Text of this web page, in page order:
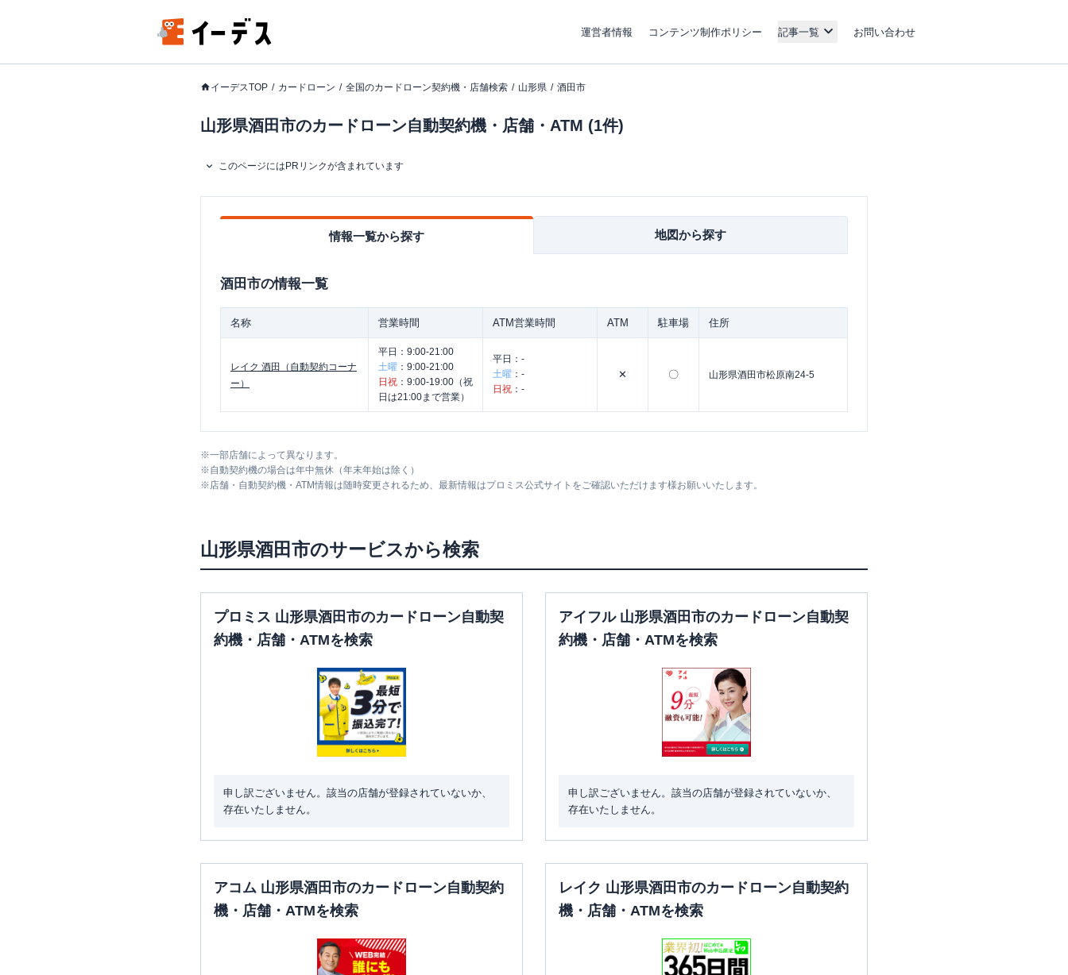
運営者情報 コンテンツ制作ポリシー 記事一覧 お問い合わせ
イーデスTOP カードローン 全国のカードローン契約機・店舗検索 山形県 酒田市
山形県酒田市のカードローン自動契約機・店舗・ATM (1件)
このページにはPRリンクが含まれています
情報一覧から探す 地図から探す
酒田市の情報一覧
名称 営業時間 ATM営業時間 ATM 駐車場 住所
レイク 酒田（自動契約コーナ
ー）
平日： 9:00-21:00
土曜 ： 9:00-21:00
日祝 ： 9:00-19:00（祝
日は21:00まで営業）
平日： -
土曜 ： -
日祝 ： -
✕ 〇 山形県酒田市松原南24-5
※一部店舗によって異なります。
※自動契約機の場合は年中無休（年末年始は除く）
※店舗・自動契約機・ATM情報は随時変更されるため、最新情報はプロミス公式サイトをご確認いただけます様お願いいたします。
山形県酒田市のサービスから検索
プロミス 山形県酒田市のカードローン自動契
約機・店舗・ATMを検索
申し訳ございません。該当の店舗が登録されていないか、
存在いたしません。
アイフル 山形県酒田市のカードローン自動契
約機・店舗・ATMを検索
申し訳ございません。該当の店舗が登録されていないか、
存在いたしません。
アコム 山形県酒田市のカードローン自動契約
機・店舗・ATMを検索
レイク 山形県酒田市のカードローン自動契約
機・店舗・ATMを検索